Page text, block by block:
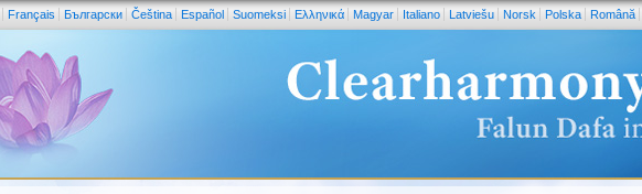
Français Български Čeština Español Suomeksi Ελληνικά Magyar Italiano Latviešu Norsk Polska Română